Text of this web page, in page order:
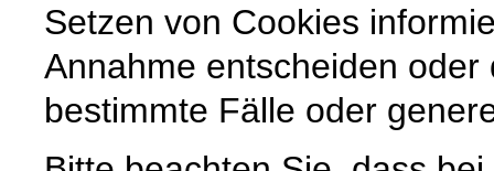
Setzen von Cookies
Annahme entscheiden
bestimmte Fälle oder